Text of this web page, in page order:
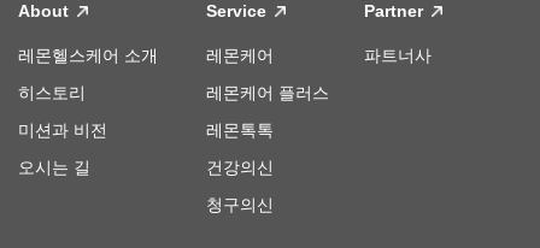
About
레몬헬스케어 소개
히스토리
미션과 비전
오시는 길
Service
레몬케어
레몬케어 플러스
레몬톡톡
건강의신
청구의신
Partner
파트너사